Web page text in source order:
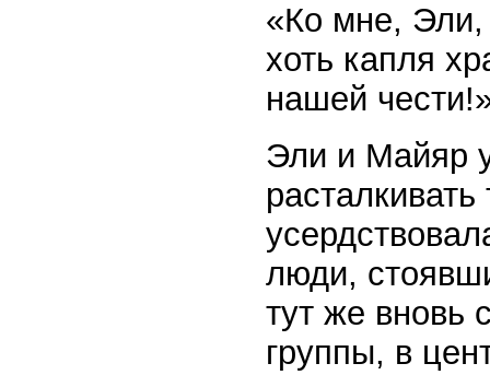
«Ко мне, Эли,
хоть капля
нашей
Эли и Майяр
люди,
тут же вновь
группы, в